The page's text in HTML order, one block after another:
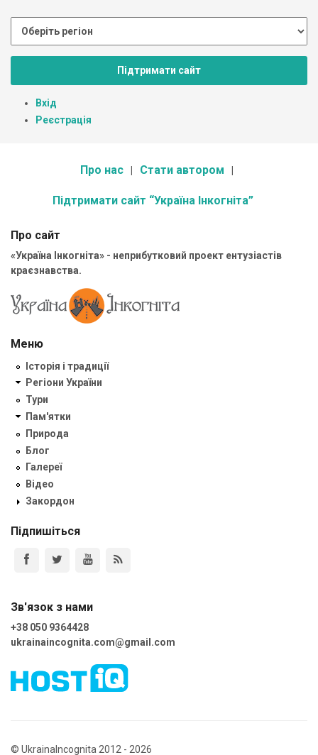
Підтримати сайт
Вхід
Реєстрація
Про нас Стати автором
Підтримати сайт “Україна Інкогніта”
Про сайт
«Україна Інкогніта» - неприбутковий проект ентузіастів
краєзнавства.
Меню
Історія і традиції
Регіони України
Тури
Пам'ятки
Природа
Блог
Галереї
Відео
Закордон
Підпишіться
Зв'язок з нами
+38 050 9364428
ukrainaincognita.com@gmail.com
© UkrainaIncognita 2012 - 2026